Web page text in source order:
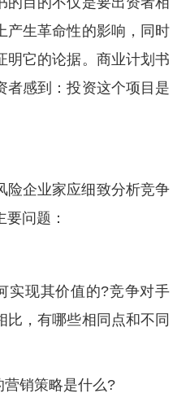
产生革命性的影响，同时
明它的论据。商业计划书
者感到：投资这个项目是
险企业家应细致分析竞争
问题：
实现其价值的?竞争对手
比，有哪些相同点和不同
营销策略是什么?